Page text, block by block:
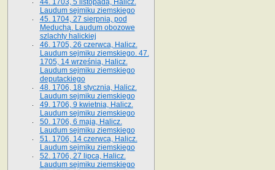
44. 1703, 5 listopada, Halicz.
Laudum sejmiku ziemskiego
45. 1704, 27 sierpnia, pod
Meduchą. Laudum obozowe
szlachty halickiej
46. 1705, 26 czerwca, Halicz.
Laudum sejmiku ziemskiego. 47.
1705, 14 września, Halicz.
Laudum sejmiku ziemskiego
deputackiego
48. 1706, 18 stycznia, Halicz.
Laudum sejmiku ziemskiego
49. 1706, 9 kwietnia, Halicz.
Laudum sejmiku ziemskiego
50. 1706, 6 maja, Halicz.
Laudum sejmiku ziemskiego
51. 1706, 14 czerwca, Halicz.
Laudum sejmiku ziemskiego
52. 1706, 27 lipca, Halicz.
Laudum sejmiku ziemskiego